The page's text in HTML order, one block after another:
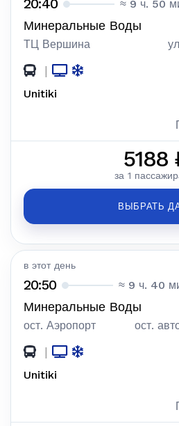
20:40 ≈ 9 ч. 50
Минеральные Воды
ТЦ Вершина
|
Unitiki
5188
за 1
ВЫБРАТЬ
в этот день
20:50 ≈ 9 ч. 40
Минеральные Воды
ост. Аэропорт ост.
|
Unitiki